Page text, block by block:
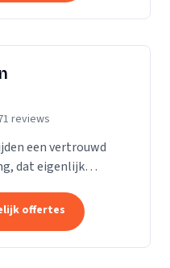
reviews
een vertrouwd
dat eigenlijk
De eerste
offertes